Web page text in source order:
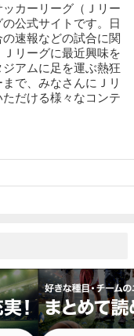
カーリーグ（Ｊリー
公式サイトです。日
速報などの試合に関
リーグに最近興味を
アムに足を運ぶ熱狂
で、みなさんにＪリ
だける様々なコンテ